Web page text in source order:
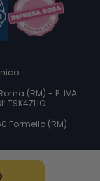
(RM) - P. IVA:
T9K4ZHO
Formello (RM)